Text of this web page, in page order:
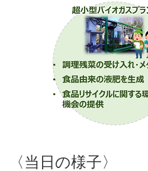
〈当日の様子〉